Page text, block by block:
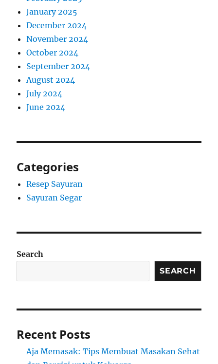
January 2025
December 2024
November 2024
October 2024
September 2024
August 2024
July 2024
June 2024
Categories
Resep Sayuran
Sayuran Segar
Search
SEARCH
Recent Posts
Aja Memasak: Tips Membuat Masakan Sehat